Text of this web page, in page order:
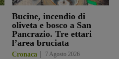
Bucine, incendio di
oliveta e bosco a San
Pancrazio. Tre ettari
l’area bruciata
Cronaca 7 Agosto 2026